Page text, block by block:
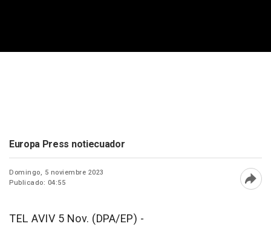
Europa Press notiecuador
Domingo, 5 noviembre 2023
Publicado: 04:55
TEL AVIV 5 Nov. (DPA/EP) -